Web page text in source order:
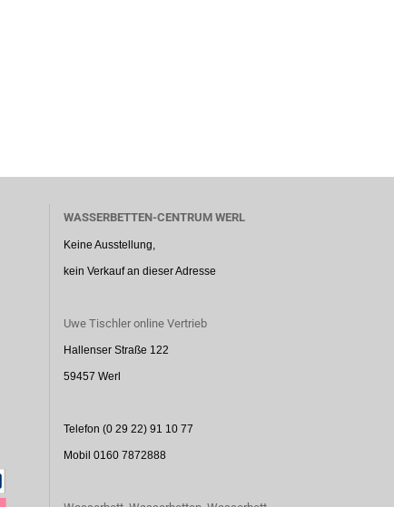
WASSERBETTEN-CENTRUM WERL
Keine Ausstellung,
kein Verkauf an dieser Adresse
Uwe Tischler online Vertrieb
Hallenser Straße 122
59457 Werl
Telefon (0 29 22) 91 10 77
Mobil 0160 7872888